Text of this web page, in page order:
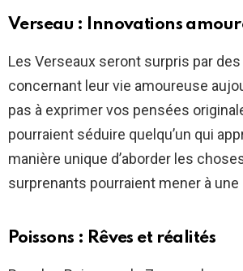
Verseau : Innovations
Les Verseaux seront surpris par
concernant leur vie amoureuse
pas à exprimer vos pensées
pourraient séduire quelqu’un qui
manière unique d’aborder les
surprenants pourraient mener à une
Poissons : Rêves et réalités